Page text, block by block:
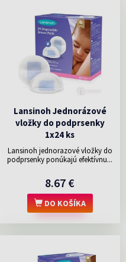
Lansinoh Jednorázové
vložky do podprsenky
1x24 ks
Lansinoh jednorazové vložky do
podprsenky ponúkajú efektívnu...
8.67 €
DO KOŠÍKA